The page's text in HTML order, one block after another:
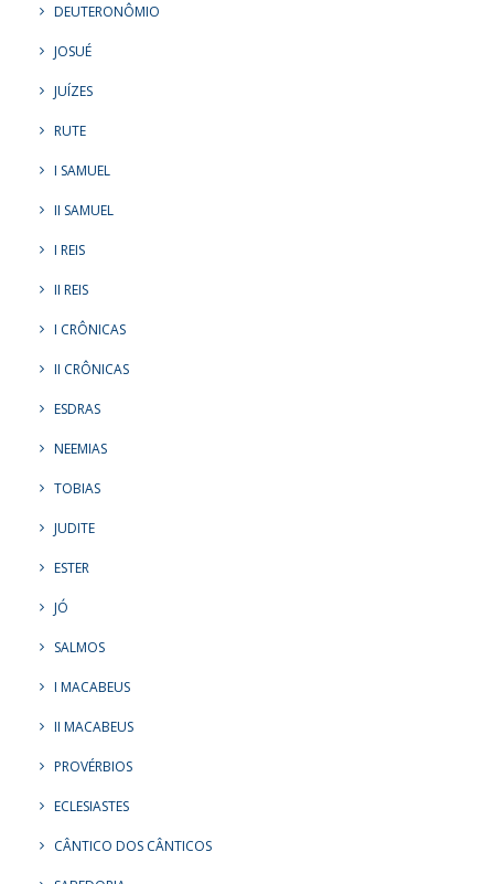
DEUTERONÔMIO
JOSUÉ
JUÍZES
RUTE
I SAMUEL
II SAMUEL
I REIS
II REIS
I CRÔNICAS
II CRÔNICAS
ESDRAS
NEEMIAS
TOBIAS
JUDITE
ESTER
JÓ
SALMOS
I MACABEUS
II MACABEUS
PROVÉRBIOS
ECLESIASTES
CÂNTICO DOS CÂNTICOS